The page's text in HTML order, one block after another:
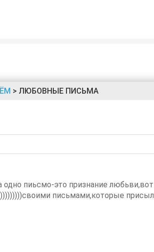
> ЛЮБОВНЫЕ ПИСЬМА
пиьсмо-это признание
письмами,которые